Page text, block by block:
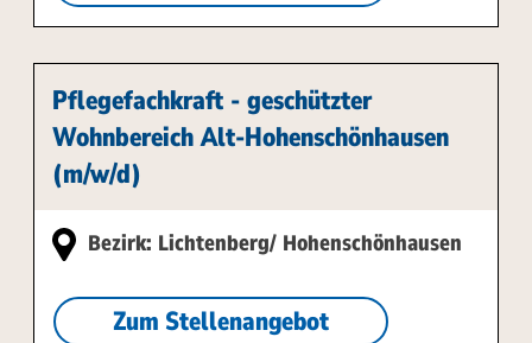
Pflegefachkraft - geschützter
Wohnbereich Alt-Hohenschönhausen
(m/w/d)
Bezirk: Lichtenberg/ Hohenschönhausen
Zum Stellenangebot